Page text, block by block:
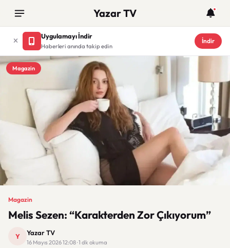
Yazar TV
Uygulamayı İndir
Haberleri anında takip edin
İndir
Magazin
Magazin
Melis Sezen: “Karakterden Zor Çıkıyorum”
Y Yazar TV
16 Mayıs 2026 12:08 · 1 dk okuma